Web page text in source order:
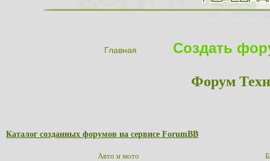
Главная Создать
Форум
Каталог созданных форумов на сервисе ForumBB
Авто и мото